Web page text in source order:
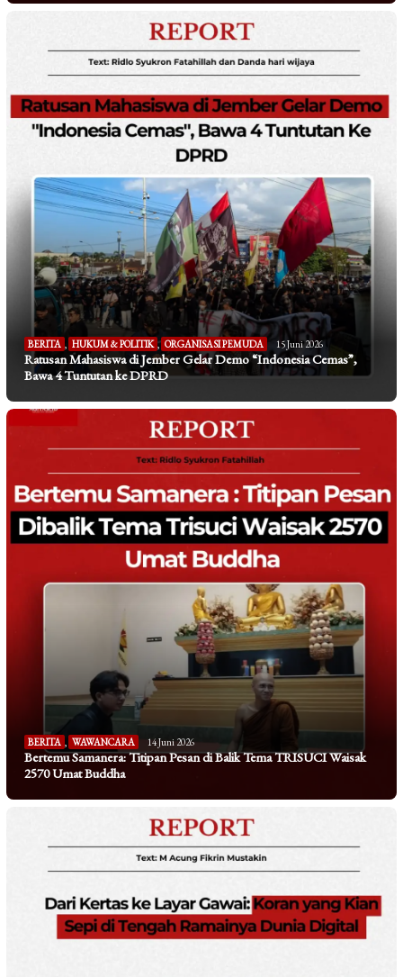
BERITA HUKUM & POLITIK , ORGANISASI PEMUDA 15 Juni 2026
Ratusan Mahasiswa di Jember Gelar Demo “Indonesia Cemas”,
Bawa 4 Tuntutan ke DPRD
BERITA WAWANCARA 14 Juni 2026
Bertemu Samanera: Titipan Pesan di Balik Tema TRISUCI Waisak
2570 Umat Buddha